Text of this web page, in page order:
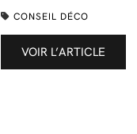
CONSEIL DÉCO
VOIR L’ARTICLE